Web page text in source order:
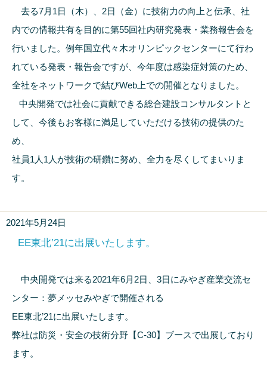
去る7月1日（木）、2日（金）に技術力の向上と伝承、社
内での情報共有を目的に第55回社内研究発表・業務報告会を
行いました。例年国立代々木オリンピックセンターにて行わ
れている発表・報告会ですが、今年度は感染症対策のため、
全社をネットワークで結びWeb上での開催となりました。
中央開発では社会に貢献できる総合建設コンサルタントと
して、今後もお客様に満足していただける技術の提供のた
め、
社員1人1人が技術の研鑽に努め、全力を尽くしてまいりま
す。
2021年5月24日
EE東北’21に出展いたします。
中央開発では来る2021年6月2日、3日にみやぎ産業交流セ
ンター：夢メッセみやぎで開催される
EE東北’21に出展いたします。
弊社は防災・安全の技術分野【C-30】ブースで出展しており
ます。